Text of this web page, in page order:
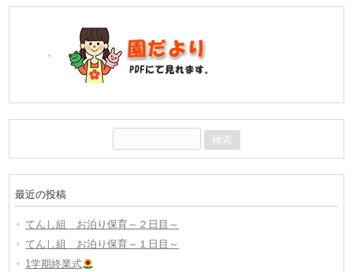
索:
最近の投稿
てんし組 お泊り保育～２日目～
てんし組 お泊り保育～１日目～
1学期終業式